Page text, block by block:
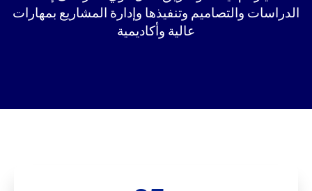
الدراسات والتصاميم وتنفيذها وإدارة المشاريع بمهارات
عالية وأكاديمية